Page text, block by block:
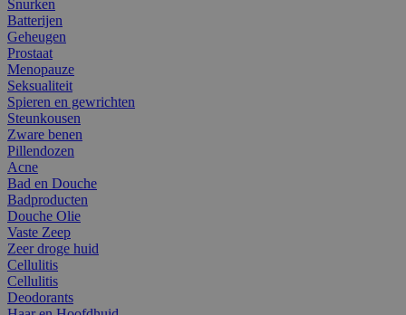
Snurken
Batterijen
Geheugen
Prostaat
Menopauze
Seksualiteit
Spieren en gewrichten
Steunkousen
Zware benen
Pillendozen
Acne
Bad en Douche
Badproducten
Douche Olie
Vaste Zeep
Zeer droge huid
Cellulitis
Cellulitis
Deodorants